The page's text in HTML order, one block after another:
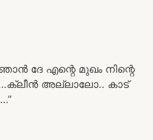
ദേ എന്റെ മുഖം നിന്റെ
അല്ലാലോ.. കാട്